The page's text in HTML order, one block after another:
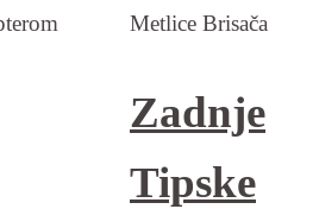
Zadnje
Tipske